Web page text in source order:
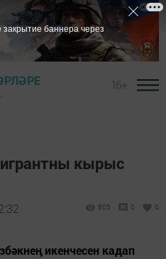
кырыс
805 0 0
икенчесен кадап
закрытие баннера через